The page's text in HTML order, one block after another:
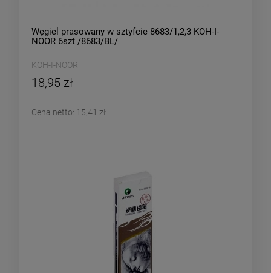
Węgiel prasowany w sztyfcie 8683/1,2,3 KOH-I-
NOOR 6szt /8683/BL/
KOH-I-NOOR
18,95 zł
Cena netto: 15,41 zł